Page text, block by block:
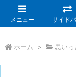
メニュー サイド
ホーム > 思いっ